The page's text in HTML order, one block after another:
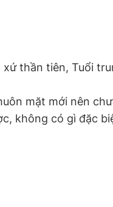
thần tiên, Tuổi
mặt mới nên
không có gì đặc